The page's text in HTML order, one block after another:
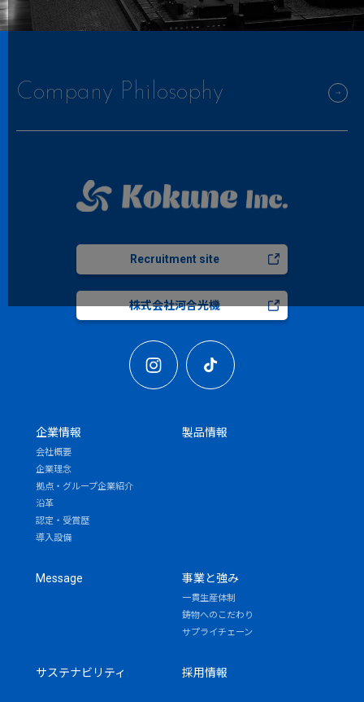
Company Philosophy
Recruitment site
株式会社河合光機
企業情報
会社概要
企業理念
拠点・グループ企業紹介
沿革
認定・受賞歴
導入設備
製品情報
Message 事業と強み
一貫生産体制
鋳物へのこだわり
サプライチェーン
サステナビリティ 採用情報